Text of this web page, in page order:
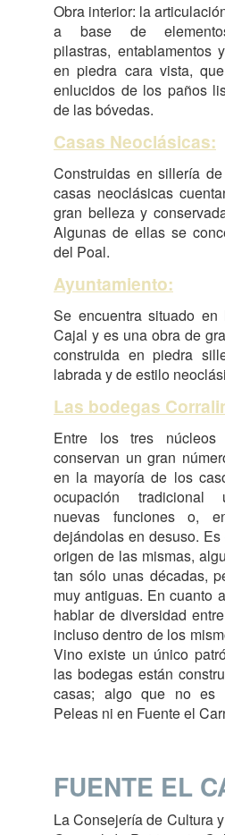
Obra interior: la
a base de
pilastras, entablamentos
en piedra cara vista,
enlucidos de los paños
de las bóvedas.
Casas Neoclásicas:
Construidas en sillería
casas neoclásicas
gran belleza y
Algunas de ellas se
del Poal.
Ayuntamiento:
Se encuentra situado
Cajal y es una obra de
construida en piedra
labrada y de estilo
Las bodegas
Entre los tres
conservan un gran
en la mayoría de los
ocupación tradicional
nuevas funciones o,
dejándolas en desuso.
origen de las mismas,
tan sólo unas décadas,
muy antiguas. En cuanto
hablar de diversidad
incluso dentro de los
Vino existe un único
las bodegas están
casas; algo que no es
Peleas ni en Fuente el
FUENTE EL
La Consejería de Cultura